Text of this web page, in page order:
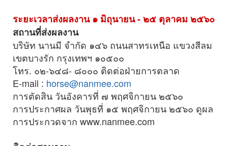
ระยะเวลาส่งผลงาน ๑ มิถุนายน - ๒๕ ตุลาคม ๒๕๖๐
สถานที่ส่งผลงาน
บริษัท นานมี จำกัด ๑๔๖ ถนนสาทรเหนือ แขวงสีลม
เขตบางรัก กรุงเทพฯ ๑๐๕๐๐
โทร. ๐๒-๖๔๘- ๘๐๐๐ ติดต่อฝ่ายการตลาด
E-mail : horse@nanmee.com
การตัดสิน วันอังคารที่ ๗ พฤศจิกายน ๒๕๖๐
การประกาศผล วันพุธที่ ๑๕ พฤศจิกายน ๒๕๖๐ ดูผล
การประกวดจาก www.nanmee.com